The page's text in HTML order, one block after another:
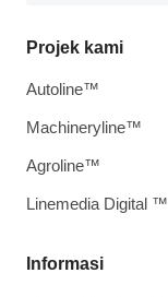
Informasi
Projek kami
Autoline™
Machineryline™
Agroline™
Linemedia Digital ™